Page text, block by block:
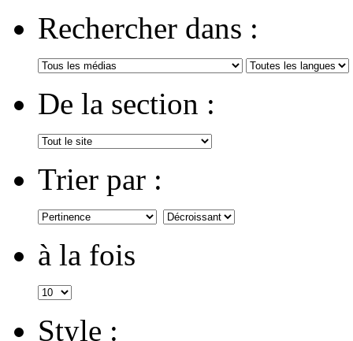
Rechercher dans :
De la section :
Trier par :
à la fois
Style :